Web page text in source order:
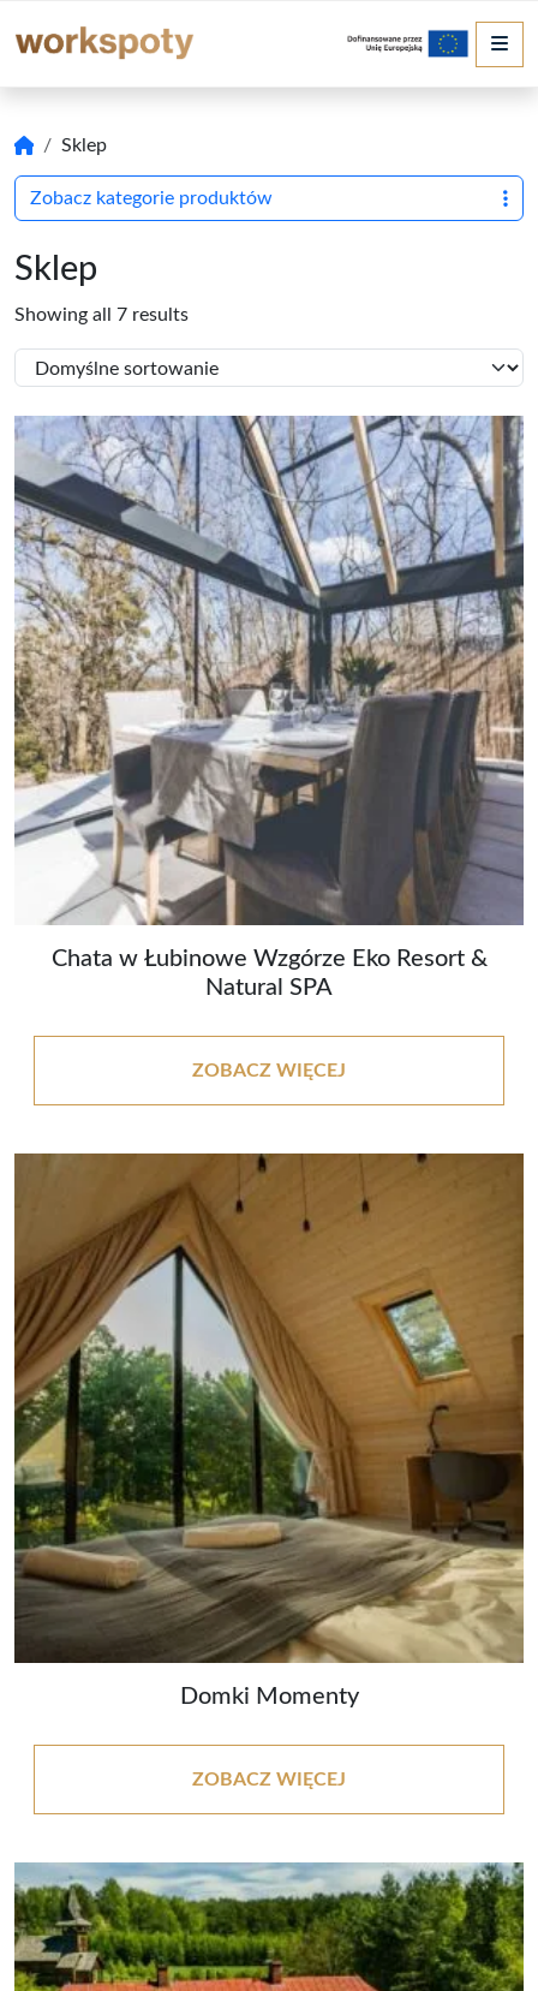
Sklep
Sklep
Showing all 7 results
Chata w Łubinowe Wzgórze Eko Resort &
Natural SPA
ZOBACZ WIĘCEJ
Domki Momenty
ZOBACZ WIĘCEJ
Zobacz kategorie produktów